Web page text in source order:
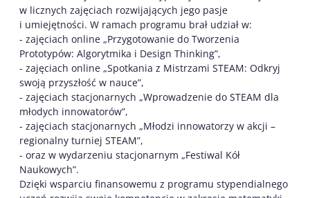
w licznych zajęciach rozwijających jego pasje
i umiejętności. W ramach programu brał udział w:
-️ zajęciach online „Przygotowanie do Tworzenia
Prototypów: Algorytmika i Design Thinking”,
-️ zajęciach online „Spotkania z Mistrzami STEAM: Odkryj
swoją przyszłość w nauce”,
-️ zajęciach stacjonarnych „Wprowadzenie do STEAM dla
młodych innowatorów”,
-️ zajęciach stacjonarnych „Młodzi innowatorzy w akcji –
regionalny turniej STEAM”,
-️ oraz w wydarzeniu stacjonarnym „Festiwal Kół
Naukowych”.
Dzięki wsparciu finansowemu z programu stypendialnego